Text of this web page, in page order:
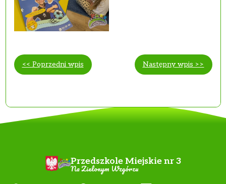
<< Poprzedni wpis Następny wpis >>
Przedszkole Miejskie nr 3
Na Zielonym Wzgórzu